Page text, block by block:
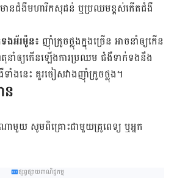
ាន​ជំងឺ​មហារីក​សុដន់ ឬ​ប្រឈម​ខ្ពស់​កើត​ជំងឺ​
ង​​អ័រម៉ូន៖ ញ៉ាំ​ក្រូច​ថ្លុង​ក្នុង​ច្រើន អាច​នាំ​ឲ្យ​កើន​
តុ​នាំ​ឲ្យ​កើន​ឡើង​ការ​ប្រឈម ​ជំងឺ​​ទាក់​ទង​នឹង​
ាំងនេះ គួរ​ចៀស​វាង​ញ៉ាំ​ក្រូចថ្លុង។
ន
ណាមួយ សូម​ពិគ្រោះ​ជាមួយ​គ្រូពេទ្យ ឬ​អ្នក​
ផ្សព្វផ្សាយពាណិជ្ជកម្ម